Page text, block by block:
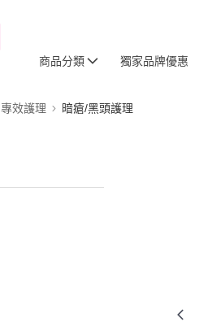
商品分類 獨家品牌優惠
專效護理 暗瘡/黑頭護理